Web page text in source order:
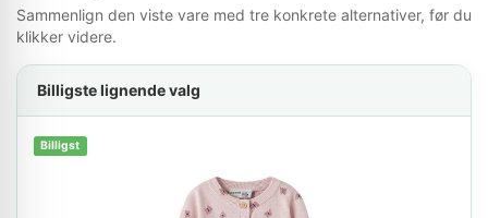
Sammenlign den viste vare med tre konkrete alternativer, før du
klikker videre.
Billigste lignende valg
Billigst